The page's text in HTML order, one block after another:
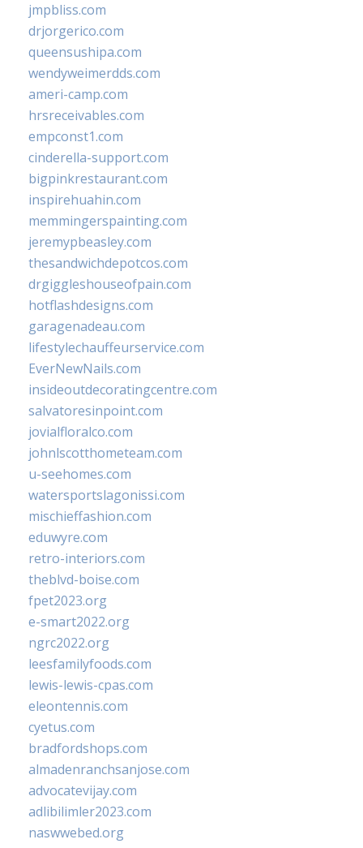
jmpbliss.com
drjorgerico.com
queensushipa.com
wendyweimerdds.com
ameri-camp.com
hrsreceivables.com
empconst1.com
cinderella-support.com
bigpinkrestaurant.com
inspirehuahin.com
memmingerspainting.com
jeremypbeasley.com
thesandwichdepotcos.com
drgiggleshouseofpain.com
hotflashdesigns.com
garagenadeau.com
lifestylechauffeurservice.com
EverNewNails.com
insideoutdecoratingcentre.com
salvatoresinpoint.com
jovialfloralco.com
johnlscotthometeam.com
u-seehomes.com
watersportslagonissi.com
mischieffashion.com
eduwyre.com
retro-interiors.com
theblvd-boise.com
fpet2023.org
e-smart2022.org
ngrc2022.org
leesfamilyfoods.com
lewis-lewis-cpas.com
eleontennis.com
cyetus.com
bradfordshops.com
almadenranchsanjose.com
advocatevijay.com
adlibilimler2023.com
naswwebed.org